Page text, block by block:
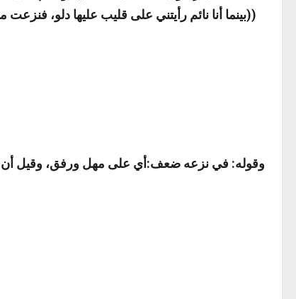
((بينما أنا نائم رأيتني على قليب عليها دلو،
وقوله: في نزعه ضعف:أي على مهل ورفق، وقيل أن